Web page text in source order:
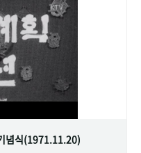
념식(1971.11.20)